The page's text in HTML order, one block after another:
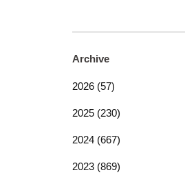
Archive
2026 (57)
2025 (230)
2024 (667)
2023 (869)